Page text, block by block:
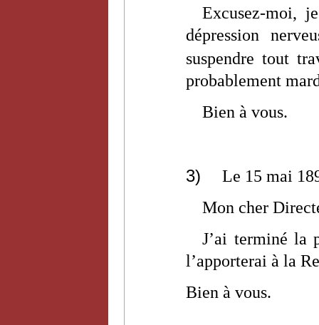
Excusez-moi,
dépression
suspendre tout
probablement
Bien à vous.
3)
Le 15 mai
Mon cher
J’ai terminé la
l’apporterai à la
Bien à vous.